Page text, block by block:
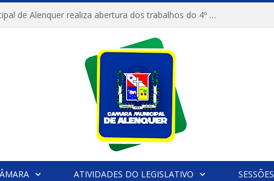
Câmara Municipal de Alenquer realiza abertura dos trabalhos do 4º Período Legislativo
ATIVIDADES DO LEGISLATIVO SESSÕES